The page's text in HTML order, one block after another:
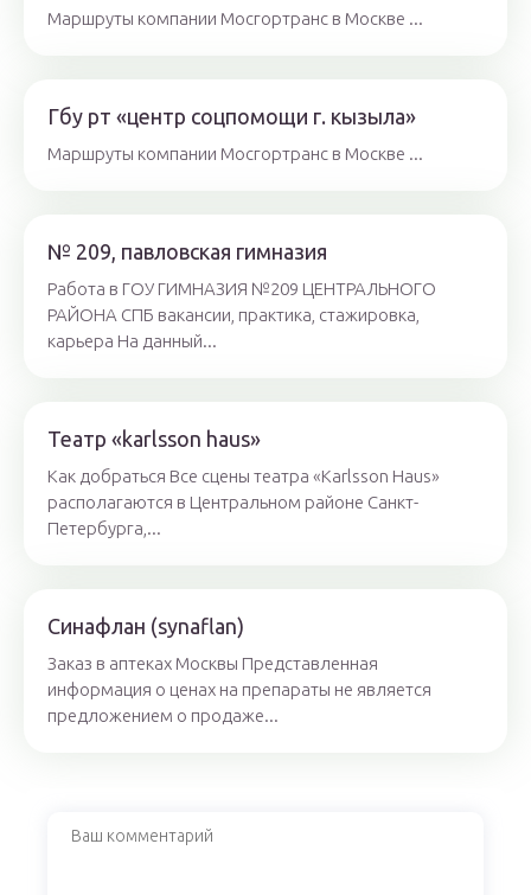
Маршруты компании Мосгортранс в Москве ...
Гбу рт «центр соцпомощи г. кызыла»
Маршруты компании Мосгортранс в Москве ...
№ 209, павловская гимназия
Работа в ГОУ ГИМНАЗИЯ №209 ЦЕНТРАЛЬНОГО
РАЙОНА СПБ вакансии, практика, стажировка,
карьера На данный...
Театр «karlsson haus»
Как добраться Все сцены театра «Karlsson Haus»
располагаются в Центральном районе Санкт-
Петербурга,...
Синафлан (synaflan)
Заказ в аптеках Москвы Представленная
информация о ценах на препараты не является
предложением о продаже...